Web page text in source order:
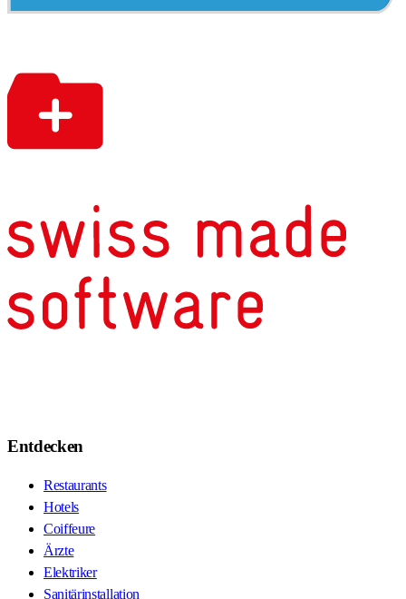
Entdecken
Restaurants
Hotels
Coiffeure
Ärzte
Elektriker
Sanitärinstallation